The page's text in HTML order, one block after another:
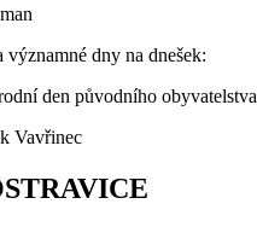
významné dny na dnešek:
den původního obyvatelstva
Vavřinec